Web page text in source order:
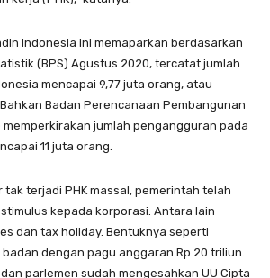
Indonesia ini memaparkan berdasarkan
(BPS) Agustus 2020, tercatat jumlah
mencapai 9,77 juta orang, atau
Badan Perencanaan Pembangunan
memperkirakan jumlah pengangguran pada
11 juta orang.
tak terjadi PHK massal, pemerintah telah
kepada korporasi. Antara lain
dan tax holiday. Bentuknya seperti
dengan pagu anggaran Rp 20 triliun.
parlemen sudah mengesahkan UU Cipta